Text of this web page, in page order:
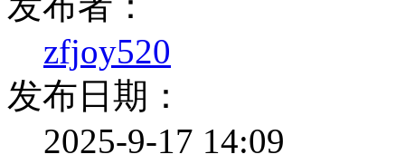
zfjoy520
发布日期：
2025-9-17 14:09